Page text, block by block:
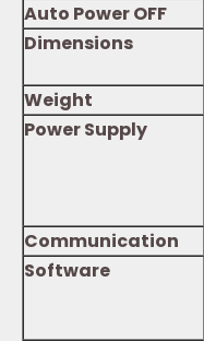
Auto Power OFF
Dimensions
Weight
Power Supply
Communication
Software